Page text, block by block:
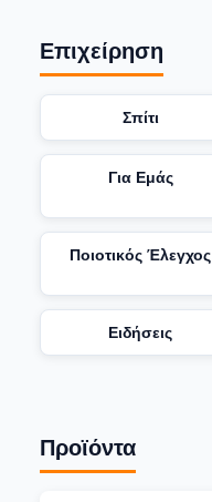
Επιχείρηση
Σπίτι
Για Εμάς
Ποιοτικός Έλεγχος
Ειδήσεις
Προϊόντα